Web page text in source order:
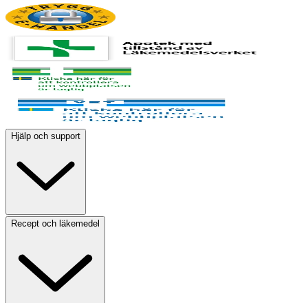
Hjälp och support
Recept och läkemedel